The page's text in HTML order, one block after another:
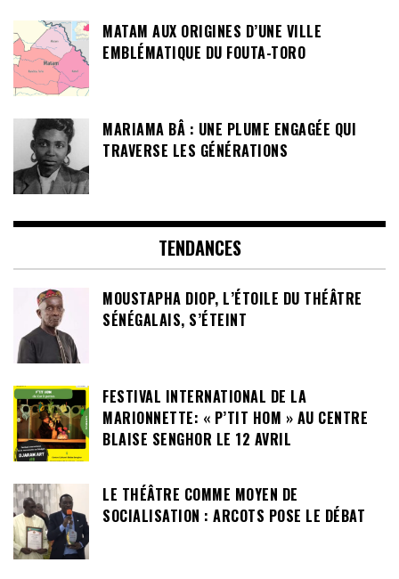
MATAM AUX ORIGINES D’UNE VILLE
EMBLÉMATIQUE DU FOUTA-TORO
MARIAMA BÂ : UNE PLUME ENGAGÉE QUI
TRAVERSE LES GÉNÉRATIONS
TENDANCES
MOUSTAPHA DIOP, L’ÉTOILE DU THÉÂTRE
SÉNÉGALAIS, S’ÉTEINT
FESTIVAL INTERNATIONAL DE LA
MARIONNETTE: « P’TIT HOM » AU CENTRE
BLAISE SENGHOR LE 12 AVRIL
LE THÉÂTRE COMME MOYEN DE
SOCIALISATION : ARCOTS POSE LE DÉBAT